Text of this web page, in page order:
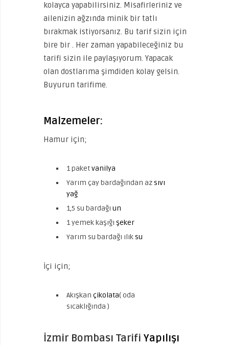
kolayca yapabilirsiniz. Misafirleriniz ve
ailenizin ağzında minik bir tatlı
bırakmak istiyorsanız. Bu tarif sizin için
bire bir . Her zaman yapabileceğiniz bu
tarifi sizin ile paylaşıyorum. Yapacak
olan dostlarıma şimdiden kolay gelsin.
Buyurun tarifime.
Malzemeler:
Hamur için;
1 paketvanilya
Yarım çay bardağından azsıvı
yağ
1,5 su bardağı un
1 yemek kaşığı şeker
Yarım su bardağı ılıksu
İçi için;
Akışkan çikolata( oda
sıcaklığında )
İzmir Bombası Tarifi Yapılışı